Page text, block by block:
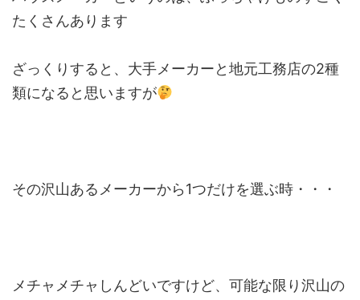
たくさんあります
ざっくりすると、大手メーカーと地元工務店の2種
類になると思いますが
その沢山あるメーカーから1つだけを選ぶ時・・・
メチャメチャしんどいですけど、可能な限り沢山の